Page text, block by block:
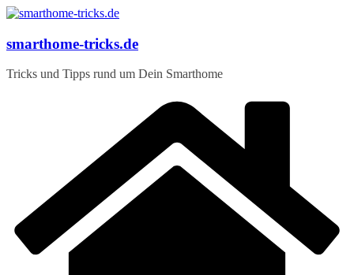
Zum
springen
smarthome-tricks.de
Tricks und Tipps rund um Dein Smarthome